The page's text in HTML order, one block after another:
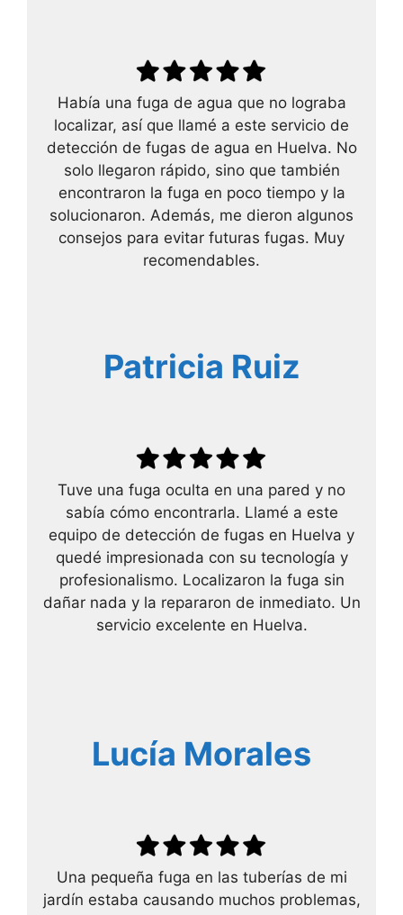
Había una fuga de agua que no lograba
localizar, así que llamé a este servicio de
detección de fugas de agua en Huelva. No
solo llegaron rápido, sino que también
encontraron la fuga en poco tiempo y la
solucionaron. Además, me dieron algunos
consejos para evitar futuras fugas. Muy
recomendables.
Patricia Ruiz
Tuve una fuga oculta en una pared y no
sabía cómo encontrarla. Llamé a este
equipo de detección de fugas en Huelva y
quedé impresionada con su tecnología y
profesionalismo. Localizaron la fuga sin
dañar nada y la repararon de inmediato. Un
servicio excelente en Huelva.
Lucía Morales
Una pequeña fuga en las tuberías de mi
jardín estaba causando muchos problemas,